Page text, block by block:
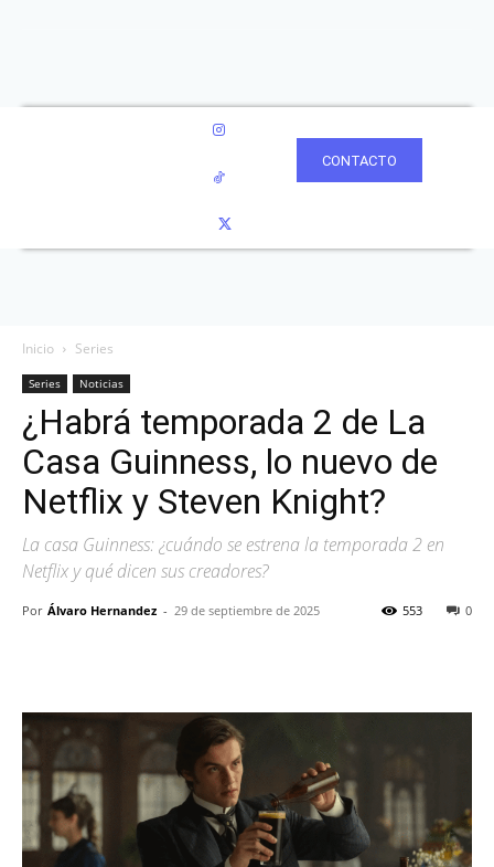
CONTACTO
Inicio Series
Series Noticias
¿Habrá temporada 2 de La
Casa Guinness, lo nuevo de
Netflix y Steven Knight?
La casa Guinness: ¿cuándo se estrena la temporada 2 en
Netflix y qué dicen sus creadores?
Por Álvaro Hernandez - 29 de septiembre de 2025 0
553